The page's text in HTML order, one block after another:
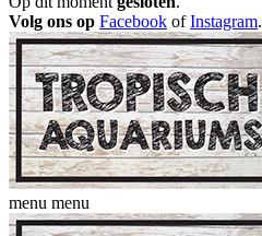
Volg ons op Facebook ofInstagram.
menu menu